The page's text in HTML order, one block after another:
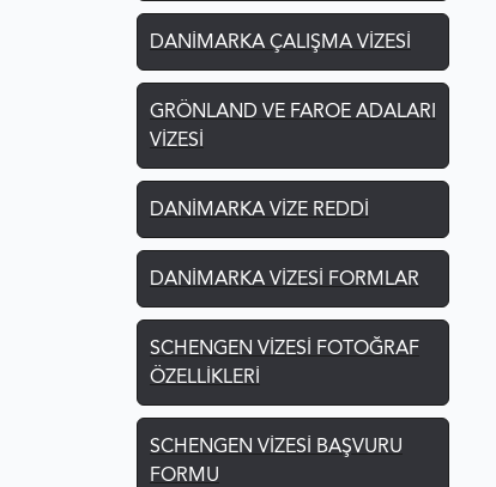
DANIMARKA ÇALIŞMA VIZESI
GRÖNLAND VE FAROE ADALARI
VIZESI
DANIMARKA VIZE REDDI
DANIMARKA VIZESI FORMLAR
SCHENGEN VIZESI FOTOĞRAF
ÖZELLIKLERI
SCHENGEN VIZESI BAŞVURU
FORMU